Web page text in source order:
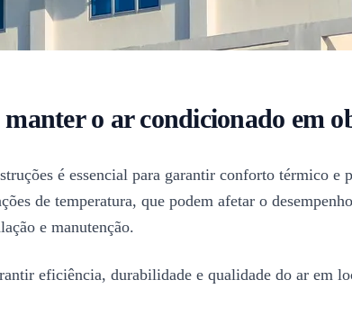
o ar condicionado em
é essencial para garantir conforto térmico e
de temperatura, que podem afetar o
e manutenção.
eficiência, durabilidade e qualidade do ar em